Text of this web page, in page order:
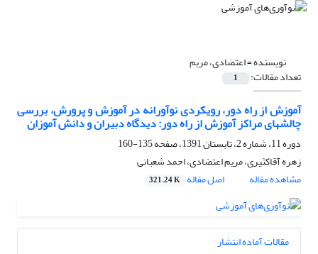
نویسنده =اعتضادی، مریم
تعداد مقالات: 1
آموزش از راه دور، رویکردی نوآورانه در آموزش و پرورش، بررسی
چالشهای مراکز آموزش از راه دور: دیدگاه دبیران و دانش آموزان
دوره 11، شماره 2، تابستان 1391، صفحه
135-160
زهره آقاکثیری، مریم اعتضادی، احمد شعبانی
مشاهده مقاله
اصل مقاله 321.24 K
مقالات آماده انتشار